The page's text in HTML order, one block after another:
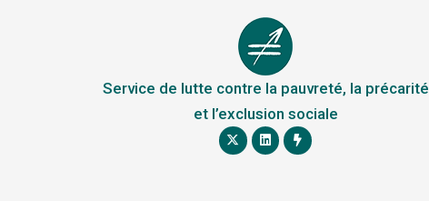
Service de lutte contre la pauvreté, la précarité
et l’exclusion sociale